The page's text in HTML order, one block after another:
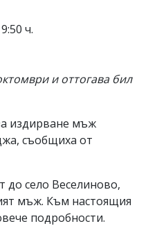
ч.
и оттогава бил
издирване мъж
съобщиха от
до село Веселиново,
мъж. Към настоящия
подробности.